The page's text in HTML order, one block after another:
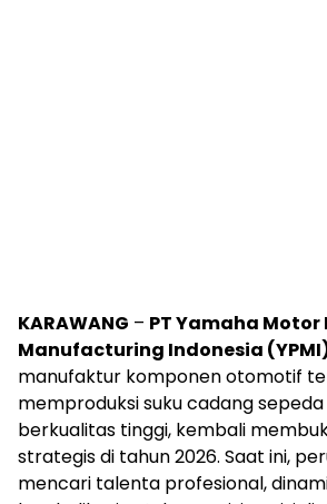
KARAWANG – PT Yamaha Motor
Manufacturing Indonesia
manufaktur komponen otomotif
memproduksi suku cadang
berkualitas tinggi, kembali
strategis di tahun 2026. Saat ini,
mencari talenta profesional,